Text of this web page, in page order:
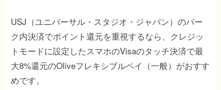
USJ（ユニバーサル・スタジオ・ジャパン）のパー
ク内決済でポイント還元を重視するなら、クレジッ
トモードに設定したスマホのVisaのタッチ決済で最
大8%還元のOliveフレキシブルペイ（一般）がおすす
めです。